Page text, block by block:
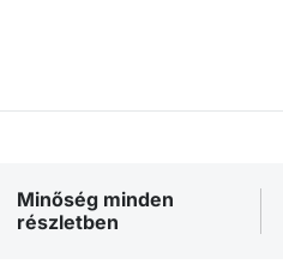
Minőség minden
részletben